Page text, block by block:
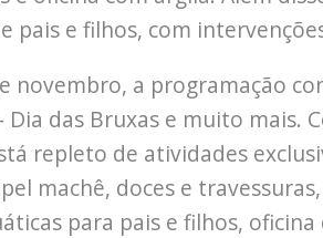
pais e filhos, com
novembro, a programação
das Bruxas e muito mais.
repleto de atividades
machê, doces e
para pais e filhos,